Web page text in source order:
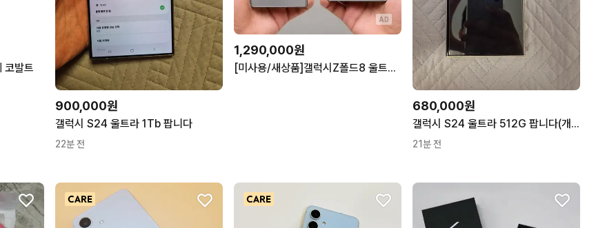
900,000원
갤럭시 S24 울트라 1Tb 팝니다
22분 전
AD
1,290,000원
[미사용/새상품]갤럭시Z폴드8 울트라 할인특가 [갤럭시S23,24,25,26시리즈 재고정리 / Z플립,폴드 5,6,7시리즈 재고정리]
680,000원
갤럭시 S24 울트라 512G 팝니다(개인)
21분 전